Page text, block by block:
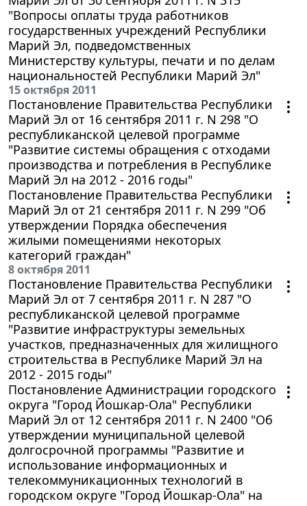
"Вопросы оплаты труда работников
государственных учреждений Республики
Марий Эл, подведомственных
Министерству культуры, печати и по делам
национальностей Республики Марий Эл"
15 октября 2011
Постановление Правительства Республики
Марий Эл от 16 сентября 2011 г. N 298 "О
республиканской целевой программе
"Развитие системы обращения с отходами
производства и потребления в Республике
Марий Эл на 2012 - 2016 годы"
Постановление Правительства Республики
Марий Эл от 21 сентября 2011 г. N 299 "Об
утверждении Порядка обеспечения
жилыми помещениями некоторых
категорий граждан"
8 октября 2011
Постановление Правительства Республики
Марий Эл от 7 сентября 2011 г. N 287 "О
республиканской целевой программе
"Развитие инфраструктуры земельных
участков, предназначенных для жилищного
строительства в Республике Марий Эл на
2012 - 2015 годы"
Постановление Администрации городского
округа "Город Йошкар-Ола" Республики
Марий Эл от 12 сентября 2011 г. N 2400 "Об
утверждении муниципальной целевой
долгосрочной программы "Развитие и
использование информационных и
телекоммуникационных технологий в
городском округе "Город Йошкар-Ола" на